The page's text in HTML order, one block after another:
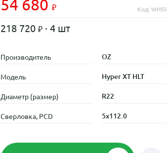
54 680 Код:
218 720 · 4 шт
Производитель OZ
Модель Hyper XT HLT
Диаметр (размер) R22
Сверловка, PCD 5x112.0